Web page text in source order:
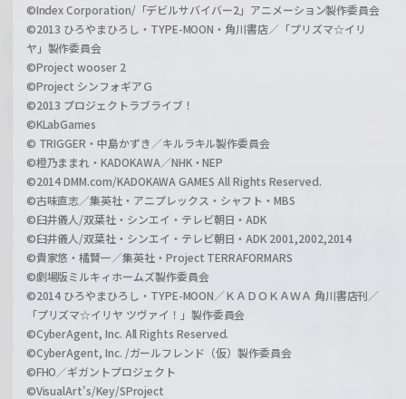
©Index Corporation/「デビルサバイバー2」アニメーション製作委員会
©2013 ひろやまひろし・TYPE-MOON・角川書店／「プリズマ☆イリ
ヤ」製作委員会
©Project wooser 2
©Project シンフォギアＧ
©2013 プロジェクトラブライブ！
©KLabGames
© TRIGGER・中島かずき／キルラキル製作委員会
©橙乃ままれ・KADOKAWA／NHK・NEP
©2014 DMM.com/KADOKAWA GAMES All Rights Reserved.
©古味直志／集英社・アニプレックス・シャフト・MBS
©臼井儀人/双葉社・シンエイ・テレビ朝日・ADK
©臼井儀人/双葉社・シンエイ・テレビ朝日・ADK 2001,2002,2014
©貴家悠・橘賢一／集英社・Project TERRAFORMARS
©劇場版ミルキィホームズ製作委員会
©2014 ひろやまひろし・TYPE-MOON／ＫＡＤＯＫＡＷＡ 角川書店刊／
「プリズマ☆イリヤ ツヴァイ！」製作委員会
©CyberAgent, Inc. All Rights Reserved.
©CyberAgent, Inc. /ガールフレンド（仮）製作委員会
©FHO／ギガントプロジェクト
©VisualArt's/Key/SProject